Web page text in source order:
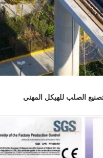
الصلب للهيكل المهني